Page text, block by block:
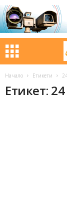
Начало Етикети
Етикет: